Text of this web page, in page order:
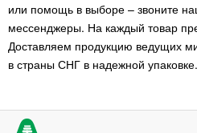
или помощь в выборе – звоните
мессенджеры. На каждый товар
Доставляем продукцию ведущих
в страны СНГ в надежной упаковке.